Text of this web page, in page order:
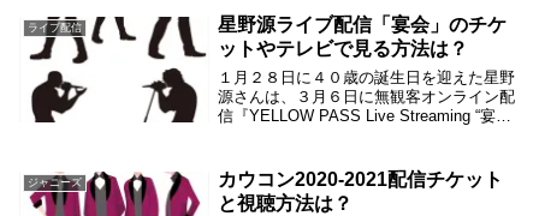
イブの様子を生配信してくれるという情報
が入り...
ライブ配信
星野源ライブ配信「宴会」のチケ
ットやテレビで見る方法は？
１月２８日に４０歳の誕生日を迎えた星野
源さんは、３月６日に無観客オンライン配
信『YELLOW PASS Live Streaming “宴
と発表されています...
ジャニーズ
カウコン2020-2021配信チケット
と視聴方法は？